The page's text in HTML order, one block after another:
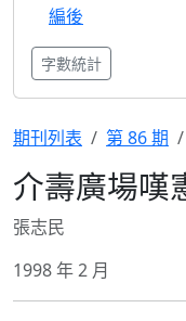
編後
字數統計
期刊列表 第 86 期
介壽廣場嘆
張志民
1998 年 2 月